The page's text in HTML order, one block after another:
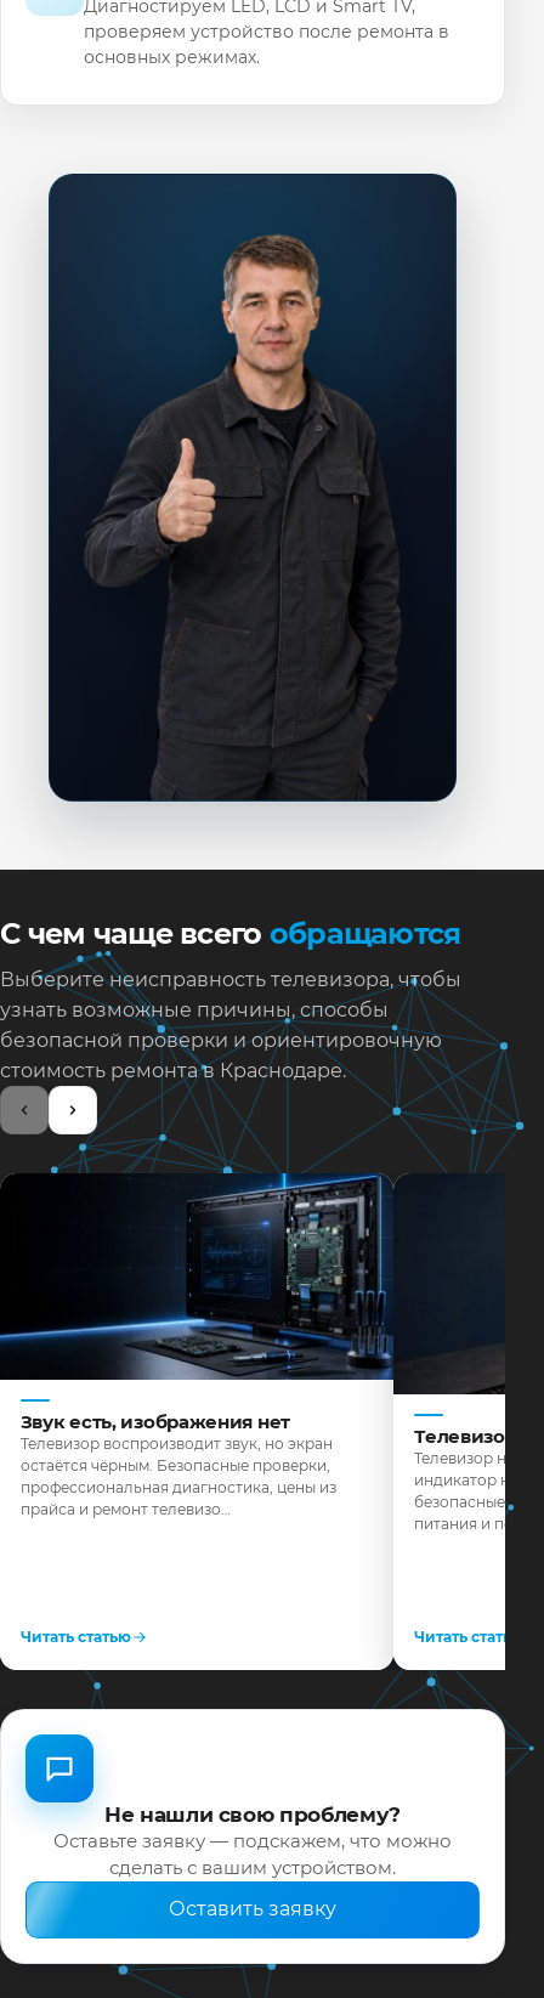
Диагностируем LED, LCD и Smart TV,
проверяем устройство после ремонта в
основных режимах.
С чем чаще всего обращаются
Выберите неисправность телевизора, чтобы
узнать возможные причины, способы
безопасной проверки и ориентировочную
стоимость ремонта в Краснодаре.
Звук есть, изображения нет
Телевизор воспроизводит звук, но экран
остаётся чёрным. Безопасные проверки,
профессиональная диагностика, цены из
прайса и ремонт телевизо…
Читать статью
Телевизор
Телевизор не
индикатор не
безопасные
питания и
Читать статью
Не нашли свою проблему?
Оставьте заявку — подскажем, что можно
сделать с вашим устройством.
Оставить заявку